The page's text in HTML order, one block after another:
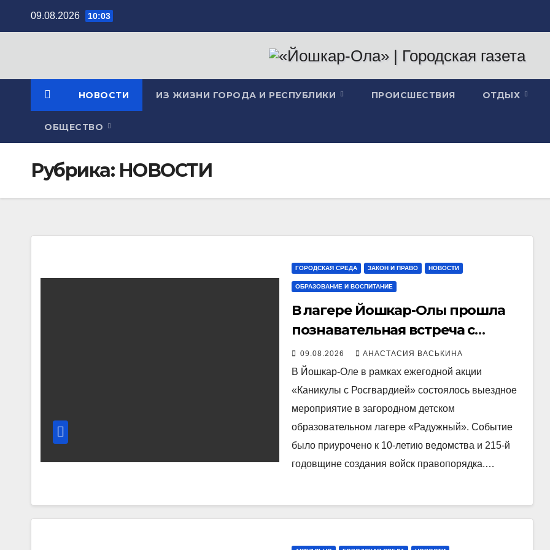
09.08.2026 10:03
НОВОСТИ ИЗ ЖИЗНИ ГОРОДА И РЕСПУБЛИКИ ПРОИСШЕСТВИЯ ОТДЫХ
ОБЩЕСТВО
Рубрика: НОВОСТИ
ГОРОДСКАЯ СРЕДА ЗАКОН И ПРАВО НОВОСТИ
ОБРАЗОВАНИЕ И ВОСПИТАНИЕ
В лагере Йошкар-Олы прошла
познавательная встреча с
силовиками
09.08.2026 АНАСТАСИЯ ВАСЬКИНА
В Йошкар-Оле в рамках ежегодной акции
«Каникулы с Росгвардией» состоялось выездное
мероприятие в загородном детском
образовательном лагере «Радужный». Событие
было приурочено к 10‑летию ведомства и 215‑й
годовщине создания войск правопорядка.…